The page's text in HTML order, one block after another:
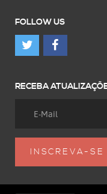
FOLLOW US
RECEBA